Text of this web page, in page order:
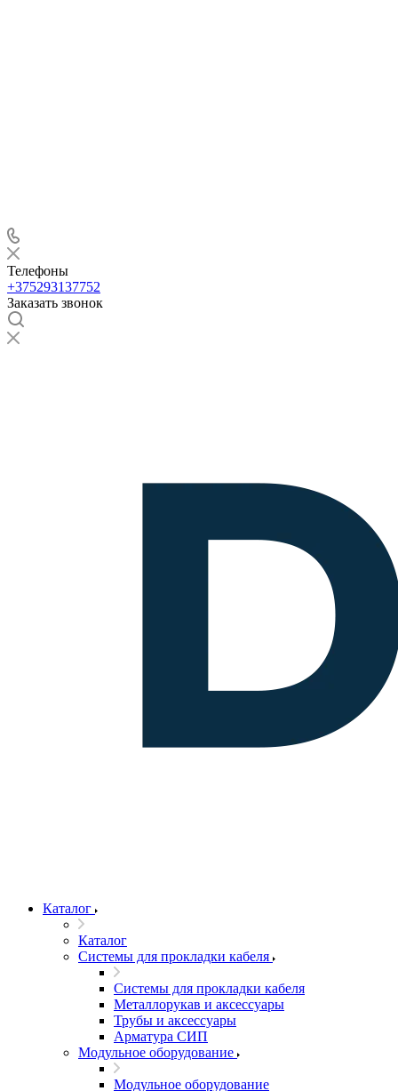
Телефоны
+375293137752
Заказать звонок
Каталог
Каталог
Системы для прокладки кабеля
Системы для прокладки кабеля
Металлорукав и аксессуары
Трубы и аксессуары
Арматура СИП
Модульное оборудование
Модульное оборудование